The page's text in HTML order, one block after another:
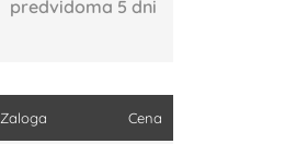
predvidoma 5 dni
Zaloga Cena